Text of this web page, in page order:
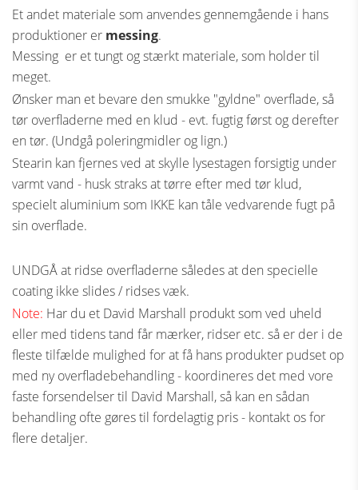
Et andet materiale som anvendes gennemgående i hans
produktioner er messing.
Messing er et tungt og stærkt materiale, som holder til
meget.
Ønsker man et bevare den smukke "gyldne" overflade, så
tør overfladerne med en klud - evt. fugtig først og derefter
en tør. (Undgå poleringmidler og lign.)
Stearin kan fjernes ved at skylle lysestagen forsigtig under
varmt vand - husk straks at tørre efter med tør klud,
specielt aluminium som IKKE kan tåle vedvarende fugt på
sin overflade.
UNDGÅ at ridse overfladerne således at den specielle
coating ikke slides / ridses væk.
Note: Har du et David Marshall produkt som ved uheld
eller med tidens tand får mærker, ridser etc. så er der i de
fleste tilfælde mulighed for at få hans produkter pudset op
med ny overfladebehandling - koordineres det med vore
faste forsendelser til David Marshall, så kan en sådan
behandling ofte gøres til fordelagtig pris - kontakt os for
flere detaljer.